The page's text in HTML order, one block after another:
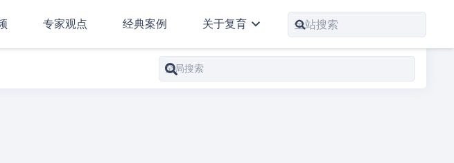
专家观点 经典案例 关于复育